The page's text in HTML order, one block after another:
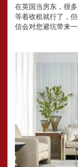
在英国当房东，很
等着收租就行了，
信会对您避坑带来一